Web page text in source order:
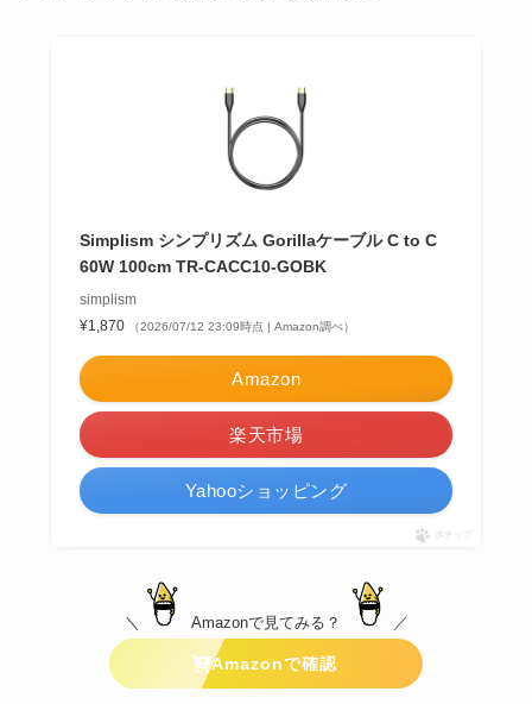
Simplism シンプリズム Gorillaケーブル C to C
60W 100cm TR-CACC10-GOBK
simplism
¥1,870
（2026/07/12 23:09時点 | Amazon調べ）
Amazon
楽天市場
Yahooショッピング
ポチップ
＼ Amazonで見てみる？ ／
Amazonで確認